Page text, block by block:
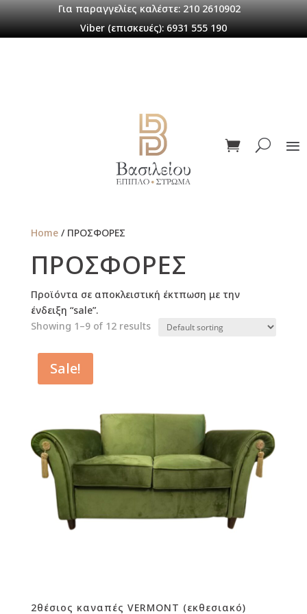
Για παραγγελίες καλέστε: 210 2610902
Viber (επισκευές): 6931 555 190
Home/ ΠΡΟΣΦΟΡΕΣ
ΠΡΟΣΦΟΡΕΣ
Προϊόντα σε αποκλειστική έκτπωση με την
ένδειξη “sale”.
Showing 1–9 of 12 results
Sale!
2θέσιος καναπές VERMONT (εκθεσιακό)